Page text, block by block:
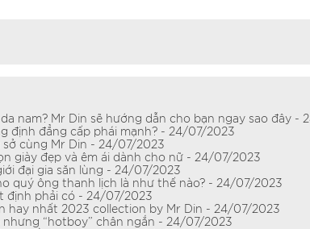
nam? Mr Din sẽ hướng dẫn cho bạn ngay sao đây -
định đẳng cấp phái mạnh? - 24/07/2023
cùng Mr Din - 24/07/2023
giày đẹp và êm ái dành cho nữ - 24/07/2023
đại gia săn lùng - 24/07/2023
quý ông thanh lịch là như thế nào? - 24/07/2023
định phải có - 24/07/2023
hay nhất 2023 collection by Mr Din - 24/07/2023
“hotboy” chân ngắn - 24/07/2023